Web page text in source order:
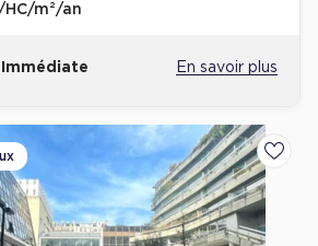
m²/an
Immédiate En savoir plus